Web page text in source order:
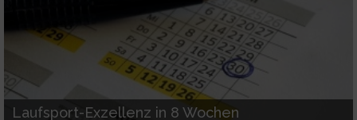
Laufsport-Exzellenz in 8 Wochen
Verwendung von Profilen zur Auswahl
personalisierter Inhalte
Messung der Werbeleistung
Messung der Performance von Inhalten